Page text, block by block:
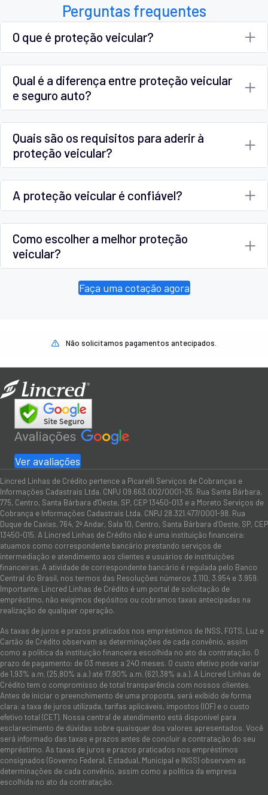
Perguntas frequentes
O que é proteção veicular?
Qual é a diferença entre proteção veicular
e seguro auto?
Quais são os requisitos para aderir à
proteção veicular?
A proteção veicular é confiável?
Como escolher a melhor proteção
veicular?
Faça uma cotação agora
Não solicitamos pagamentos antecipados.
Ver avaliações
Lincred Linhas de Crédito pertence a Picarelli Serviços de Cobranças e
Informações Cadastrais Ltda. CNPJ 09.663.002/0001-35. Rua Santa Bárbara,
775, Centro, Santa Bárbara d'Oeste, SP, CEP 13450-013 e a Moreto Serviços de
Cobrança e Informações Cadastrais Ltda. CNPJ 28.321.477/0001-98. Rua
Duque de Caxias, 764, 2º Andar, Sala 10, Centro, Santa Bárbara d’Oeste, SP, CEP
13450-015. A Lincred Linhas de Crédito não é uma instituição financeira:
atuamos como correspondente bancário prestando serviços de
intermediação e atendimento aos clientes e usuários de instituições
financeiras. A atividade de correspondente bancário é regulada pelo Banco
Central do Brasil, nos termos das Resoluções números 3.110, 3.954 e 3.959.
Importante: Lincred Linhas de Crédito é um portal de solicitação de
empréstimo, não exigimos depósitos ou cobramos taxas antecipadas na
realização de qualquer operação.
As taxas de juros e prazos praticados nos empréstimos de INSS, FGTS, Luz e
Cartão de Crédito observam as determinações de cada convênio, assim
como a política da instituição financeira escolhida no ato da contratação. O
prazo de pagamento: de 03 meses a 240 meses. O custo efetivo pode variar
de 1,93% a.m. (25,80% a.a.) até 17,90% a.m. (621,38% a.a.). A Lincred Linhas de
Crédito tem o compromisso de total transparência com nossos clientes.
Antes de iniciar o preenchimento de uma proposta, será exibido de forma
clara: a taxa de juros utilizada, tarifas aplicáveis, impostos (IOF) e o custo
efetivo total (CET). Nossa central de atendimento está disponível para
esclarecimento de dúvidas sobre quaisquer dos valores apresentados. Você
será informado das taxas e prazos antes de concluir a contratação do seu
empréstimo. As taxas de juros e prazos praticados nos empréstimos
consignados (Governo Federal, Estadual, Municipal e INSS) observam as
determinações de cada convênio, assim como a política da empresa
escolhida no ato da contratação.